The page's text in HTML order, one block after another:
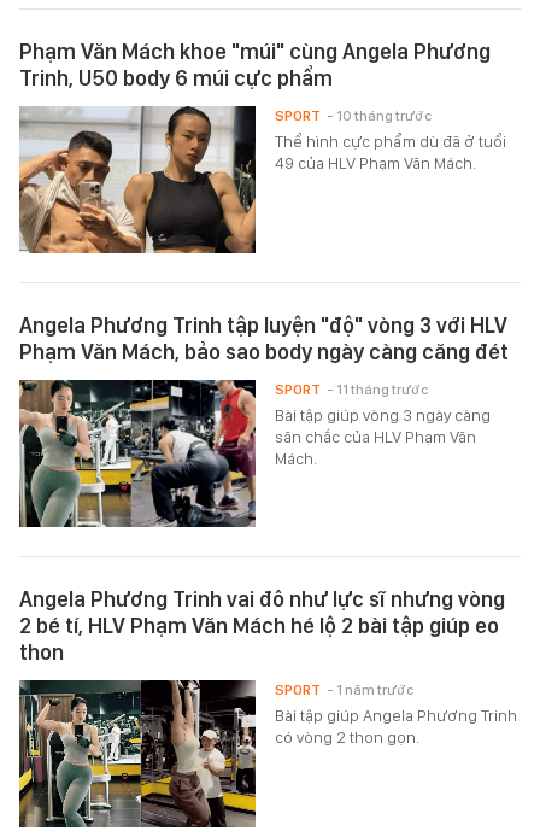
Phạm Văn Mách khoe "múi" cùng Angela Phương
Trinh, U50 body 6 múi cực phẩm
Thể hình cực phẩm dù đã ở tuổi
49 của HLV Phạm Văn Mách.
SPORT - 10 tháng trước
Angela Phương Trinh tập luyện "độ" vòng 3 với HLV
Phạm Văn Mách, bảo sao body ngày càng căng đét
Bài tập giúp vòng 3 ngày càng
săn chắc của HLV Phạm Văn
Mách.
SPORT - 11 tháng trước
Angela Phương Trinh vai đô như lực sĩ nhưng vòng
2 bé tí, HLV Phạm Văn Mách hé lộ 2 bài tập giúp eo
thon
Bài tập giúp Angela Phương Trinh
có vòng 2 thon gọn.
SPORT - 1 năm trước